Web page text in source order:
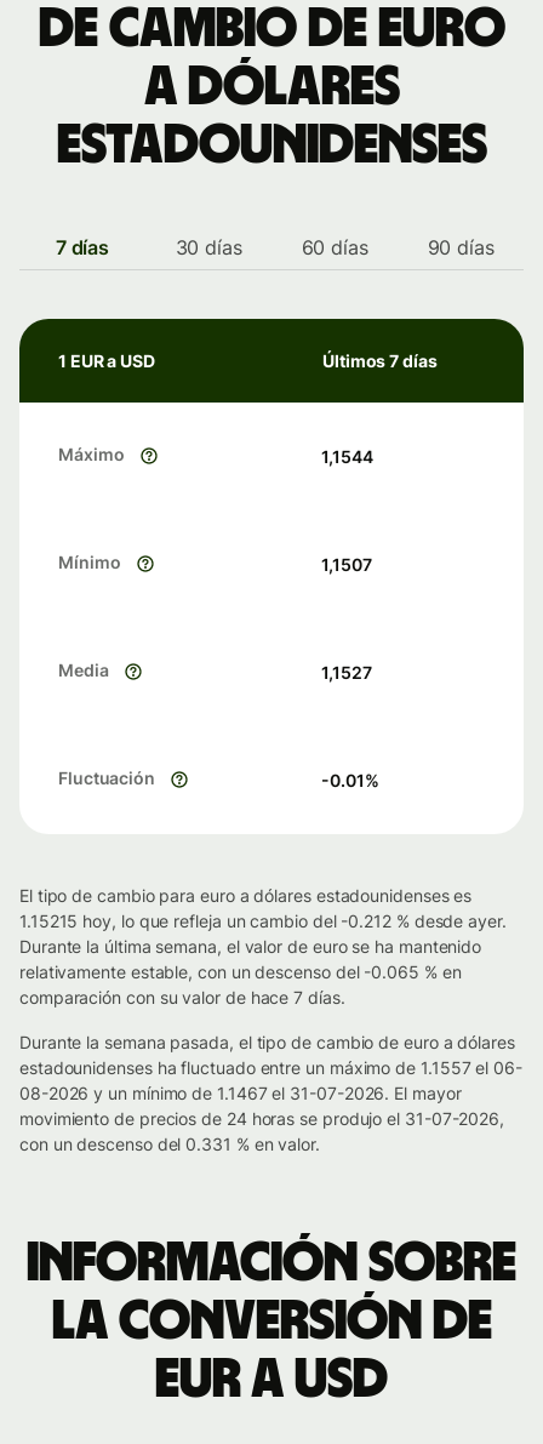
de cambio de euro
a dólares
estadounidenses
7 días 30 días 60 días 90 días
1 EUR a USD Últimos 7 días
Máximo 1,1544
Mínimo 1,1507
Media 1,1527
Fluctuación -0.01%
El tipo de cambio para euro a dólares estadounidenses es
1.15215 hoy, lo que refleja un cambio del -0.212 % desde ayer.
Durante la última semana, el valor de euro se ha mantenido
relativamente estable, con un descenso del -0.065 % en
comparación con su valor de hace 7 días.
Durante la semana pasada, el tipo de cambio de euro a dólares
estadounidenses ha fluctuado entre un máximo de 1.1557 el 06-
08-2026 y un mínimo de 1.1467 el 31-07-2026. El mayor
movimiento de precios de 24 horas se produjo el 31-07-2026,
con un descenso del 0.331 % en valor.
Información sobre
la conversión de
EUR a USD